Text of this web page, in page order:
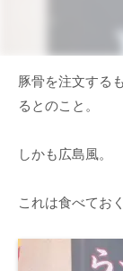
豚骨を注文する
るとのこと。
しかも広島風。
これは食べてお